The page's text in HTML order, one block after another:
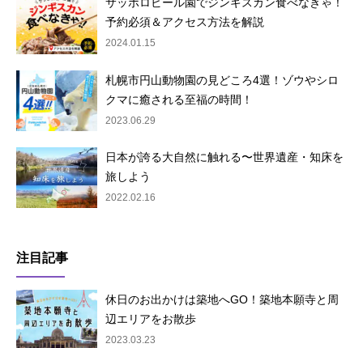
サッポロビール園でジンギスカン食べなきゃ！
予約必須＆アクセス方法を解説
2024.01.15
札幌市円山動物園の見どころ4選！ゾウやシロ
クマに癒される至福の時間！
2023.06.29
日本が誇る大自然に触れる〜世界遺産・知床を
旅しよう
2022.02.16
注目記事
休日のお出かけは築地へGO！築地本願寺と周
辺エリアをお散歩
2023.03.23